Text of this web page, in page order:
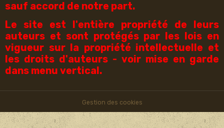
sauf accord de notre part.
Le site est l'entière propriété de leurs
auteurs et sont protégés par les lois en
vigueur sur la propriété intellectuelle et
les droits d'auteurs - voir mise en garde
dans menu vertical.
Gestion des cookies